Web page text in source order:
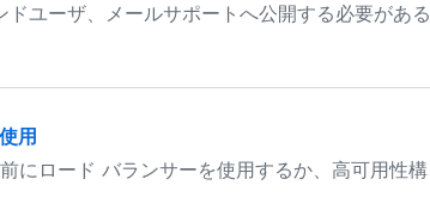
ユーザ、メールサポートへ公開する必要がある
用
ロード バランサーを使用するか、高可用性構